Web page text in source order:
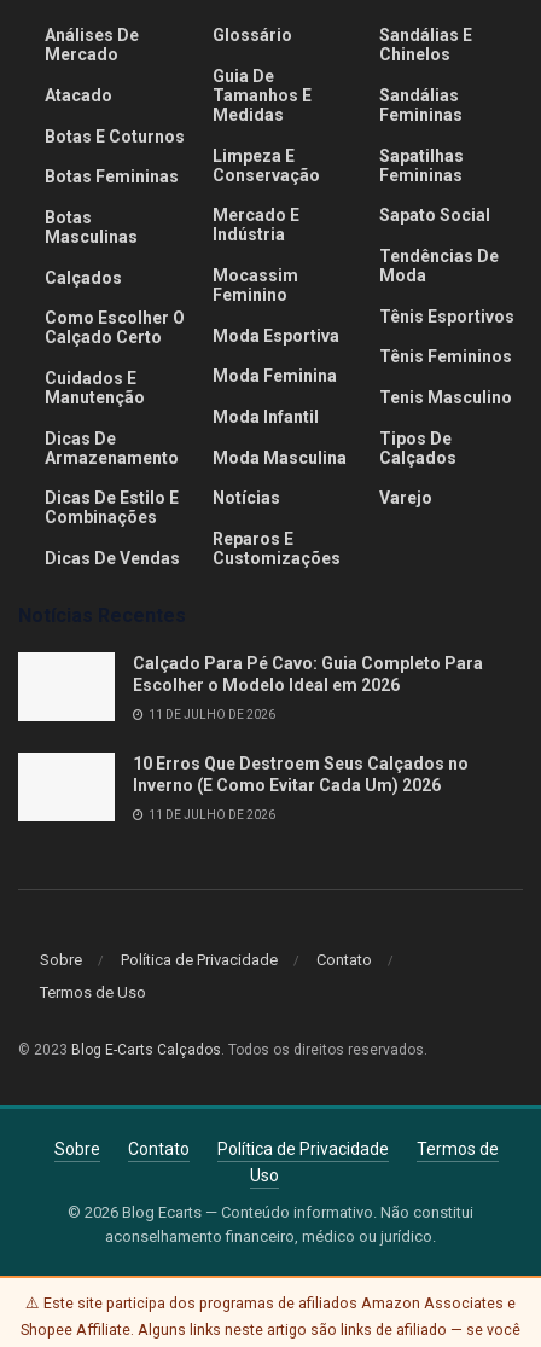
Análises De
Mercado
Atacado
Botas E Coturnos
Botas Femininas
Botas
Masculinas
Calçados
Como Escolher O
Calçado Certo
Cuidados E
Manutenção
Dicas De
Armazenamento
Dicas De Estilo E
Combinações
Dicas De Vendas
Glossário
Guia De
Tamanhos E
Medidas
Limpeza E
Conservação
Mercado E
Indústria
Mocassim
Feminino
Moda Esportiva
Moda Feminina
Moda Infantil
Moda Masculina
Notícias
Reparos E
Customizações
Sandálias E
Chinelos
Sandálias
Femininas
Sapatilhas
Femininas
Sapato Social
Tendências De
Moda
Tênis Esportivos
Tênis Femininos
Tenis Masculino
Tipos De
Calçados
Varejo
Calçado Para Pé Cavo: Guia Completo Para
Escolher o Modelo Ideal em 2026
11 DE JULHO DE 2026
10 Erros Que Destroem Seus Calçados no
Inverno (E Como Evitar Cada Um) 2026
11 DE JULHO DE 2026
Sobre Política de Privacidade
Contato
Termos de Uso
© 2023 Blog E-Carts Calçados. Todos os direitos reservados.
Sobre Contato Política de Privacidade
Termos de
Uso
© 2026 Blog Ecarts — Conteúdo informativo. Não constitui
aconselhamento financeiro, médico ou jurídico.
⚠️ Este site participa dos programas de afiliados Amazon Associates e
Shopee Affiliate. Alguns links neste artigo são links de afiliado — se você